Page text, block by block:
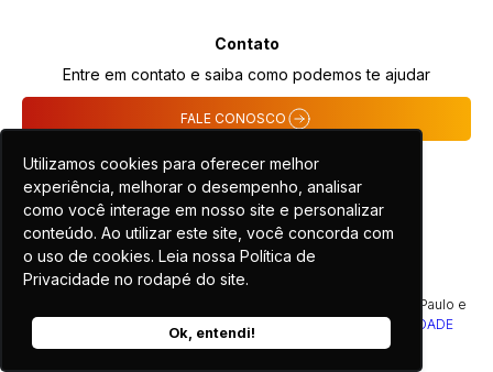
Utilizamos cookies para oferecer melhor
experiência, melhorar o desempenho, analisar
como você interage em nosso site e personalizar
conteúdo. Ao utilizar este site, você concorda com
o uso de cookies. Leia nossa Política de
Privacidade no rodapé do site.
Ok, entendi!
Contato
Entre em contato e saiba como podemos te ajudar
FALE CONOSCO
COPYRIGHT 2024 - TODOS OS DIREITOS RESERVADOS | São Paulo e
Curitiba | CNPJ 07.769.006/0002-58 |
POLÍTICA DE PRIVACIDADE